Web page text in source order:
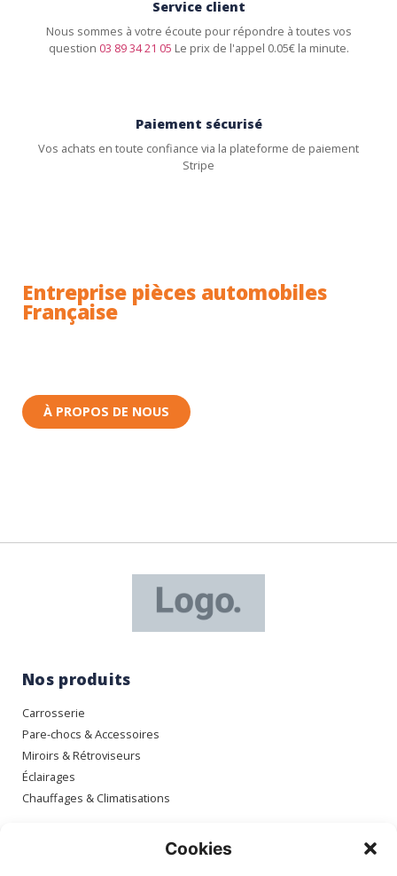
Cookies
Service client
Nous sommes à votre écoute pour répondre à toutes vos
question 03 89 34 21 05 Le prix de l'appel 0.05€ la minute.
Paiement sécurisé
Vos achats en toute confiance via la plateforme de paiement
Stripe
Entreprise pièces automobiles
Française
À PROPOS DE NOUS
Nos produits
Carrosserie
Pare-chocs & Accessoires
Miroirs & Rétroviseurs
Éclairages
Chauffages & Climatisations